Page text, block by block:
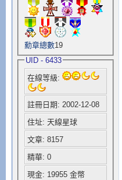
勳章總數19
UID - 6433
在線等級:
註冊日期: 2002-12-08
住址: 天線星球
文章: 8157
精華: 0
現金: 19955 金幣